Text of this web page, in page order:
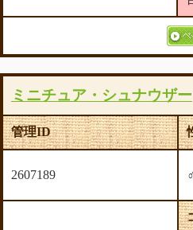
ミニチュア・シュナウザー
管理ID
2607189